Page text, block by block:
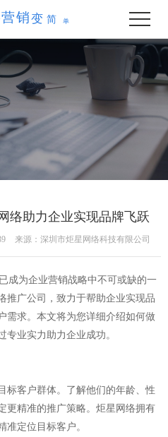
营销变简 单
络助力企业实现品牌飞跃
来源：深圳市炬星网络科技有限公司
成为企业营销战略中不可或缺的一
推广公司，致力于帮助企业实现品
需求。本文将为您详细介绍如何做
专业实力助力企业成功。
标客户群体。了解他们的年龄、性
更精准的推广策略。炬星网络拥有
准定位目标客户。